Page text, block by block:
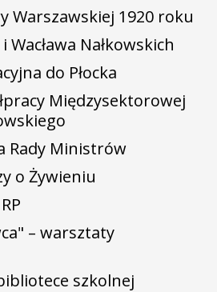
Warszawskiej 1920 roku
Nałkowskich
do Płocka
Międzysektorowej
Rady Ministrów
o Żywieniu
– warsztaty
szkolnej